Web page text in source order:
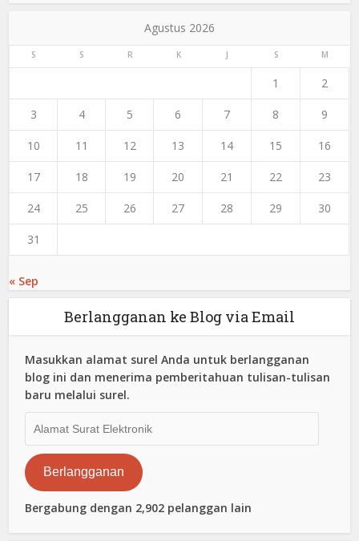
Agustus 2026
S S R K J S M
1 2
3 4 5 6 7 8 9
10 11 12 13 14 15 16
17 18 19 20 21 22 23
24 25 26 27 28 29 30
31
« Sep
Berlangganan ke Blog via Email
Masukkan alamat surel Anda untuk berlangganan
blog ini dan menerima pemberitahuan tulisan-tulisan
baru melalui surel.
Surat
Elektronik
Berlangganan
Bergabung dengan 2,902 pelanggan lain